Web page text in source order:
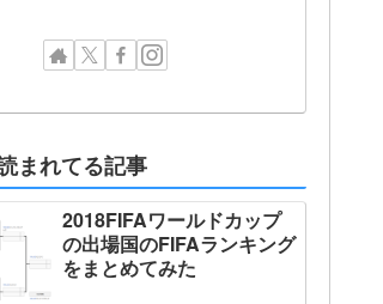
まれてる記事
2018FIFAワールドカップ
の出場国のFIFAランキング
をまとめてみた